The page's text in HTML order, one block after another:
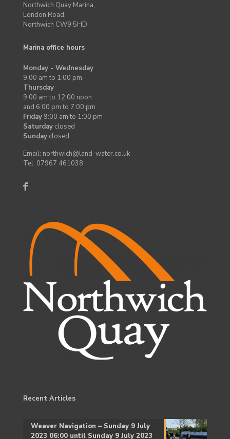
Northwich Quay Marina,
London Road,
Northwich CW9 5HD
Marina office hours
Monday - Wednesday
9:00 am to 1:00 pm
Thursday
9:00 am to 12:00 noon
and 6:00 pm to 7:00 pm
Friday 9:00 am to 1:00 pm
Saturday closed
Sunday closed
Email: northwich@land-water.co.uk
Tel: 07967 461038
Recent Articles
Weaver Navigation – Sunday 9 July
2023 06:00 until Sunday 9 July 2023